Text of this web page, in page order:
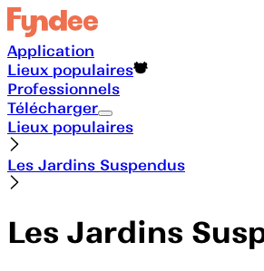
Application
Lieux populaires
Professionnels
Télécharger
Lieux populaires
Les Jardins Suspendus
Les Jardins